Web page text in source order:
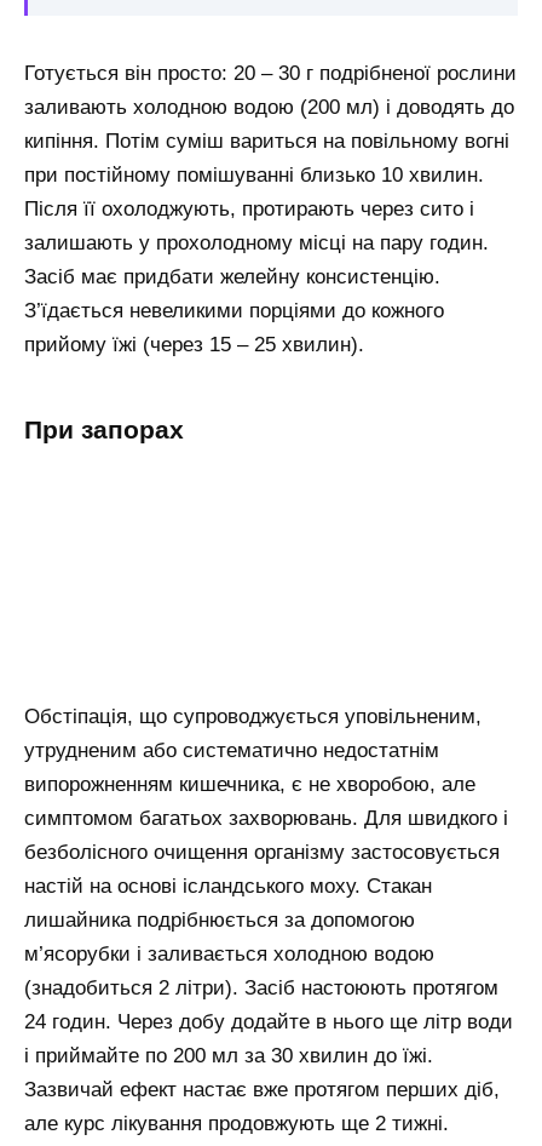
Готується він просто: 20 – 30 г подрібненої рослини
заливають холодною водою (200 мл) і доводять до
кипіння. Потім суміш вариться на повільному вогні
при постійному помішуванні близько 10 хвилин.
Після її охолоджують, протирають через сито і
залишають у прохолодному місці на пару годин.
Засіб має придбати желейну консистенцію.
З’їдається невеликими порціями до кожного
прийому їжі (через 15 – 25 хвилин).
При запорах
Обстіпація, що супроводжується уповільненим,
утрудненим або систематично недостатнім
випорожненням кишечника, є не хворобою, але
симптомом багатьох захворювань. Для швидкого і
безболісного очищення організму застосовується
настій на основі ісландського моху. Стакан
лишайника подрібнюється за допомогою
м’ясорубки і заливається холодною водою
(знадобиться 2 літри). Засіб настоюють протягом
24 годин. Через добу додайте в нього ще літр води
і приймайте по 200 мл за 30 хвилин до їжі.
Зазвичай ефект настає вже протягом перших діб,
але курс лікування продовжують ще 2 тижні.